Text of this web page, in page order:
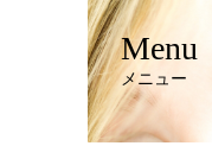
Menu
メニュー